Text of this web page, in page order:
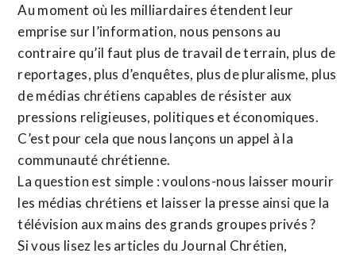
Au moment où les milliardaires étendent leur
emprise sur l’information, nous pensons au
contraire qu’il faut plus de travail de terrain, plus de
reportages, plus d’enquêtes, plus de pluralisme, plus
de médias chrétiens capables de résister aux
pressions religieuses, politiques et économiques.
C’est pour cela que nous lançons un appel à la
communauté chrétienne.
La question est simple : voulons-nous laisser mourir
les médias chrétiens et laisser la presse ainsi que la
télévision aux mains des grands groupes privés ?
Si vous lisez les articles du Journal Chrétien,